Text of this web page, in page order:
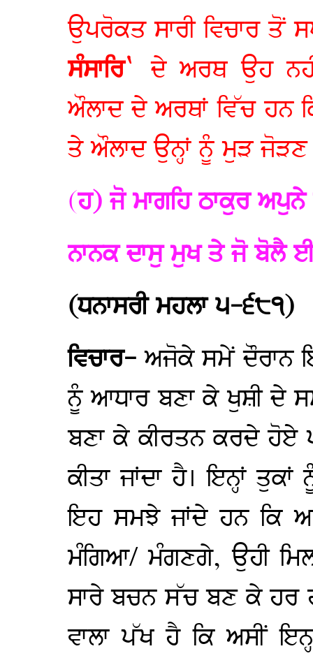
ਉਪਰੋਕਤ ਸਾਰੀ ਵਿਚਾਰ ਤੋਂ
ਸੰਸਾਰਿ`ਦੇ ਅਰਥ ਉਹ
ਔਲਾਦ ਦੇ ਅਰਥਾਂ ਵਿੱਚ ਹਨ
ਤੇ ਔਲਾਦ ਉਨ੍ਹਾਂ ਨੂੰ ਮੁੜ
(ਹ) ਜੋ ਮਾਗਹਿ ਠਾਕੁਰ
ਨਾਨਕ ਦਾਸੁ ਮੁਖ ਤੇ ਜੋ ਬੋਲੈ
(ਧਨਾਸਰੀ ਮਹਲਾ ੫-੬੮੧)
ਵਿਚਾਰ-ਅਜੋਕੇ ਸਮੇਂ ਦੌਰਾਨ
ਨੂੰ ਆਧਾਰ ਬਣਾ ਕੇ ਖੁਸ਼ੀ ਦੇ
ਬਣਾ ਕੇ ਕੀਰਤਨ ਕਰਦੇ ਹੋਏ
ਕੀਤਾ ਜਾਂਦਾ ਹੈ। ਇਨ੍ਹਾਂ
ਇਹ ਸਮਝੇ ਜਾਂਦੇ ਹਨ ਕਿ
ਮੰਗਿਆ/ ਮੰਗਣਗੇ, ਉਹੀ
ਸਾਰੇ ਬਚਨ ਸੱਚ ਬਣ ਕੇ ਹਰ
ਵਾਲਾ ਪੱਖ ਹੈ ਕਿ ਅਸੀਂ